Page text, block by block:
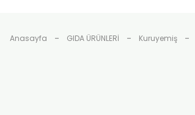
Anasayfa GIDA ÜRÜNLERİ Kuruyemiş